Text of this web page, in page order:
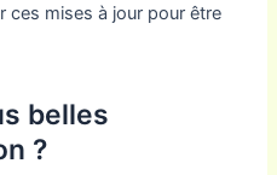
ces mises à jour pour être
belles
?